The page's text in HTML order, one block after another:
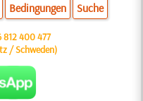
Bedingungen Suche
400 477
/ Schweden)